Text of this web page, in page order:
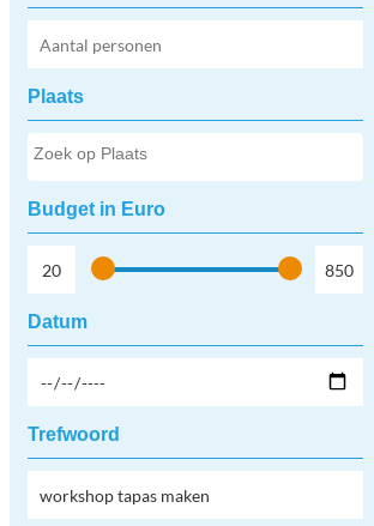
Plaats
Budget in Euro
Datum
Trefwoord